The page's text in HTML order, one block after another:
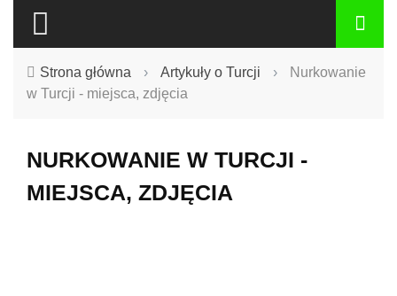
Strona główna › Artykuły o Turcji ›
Nurkowanie
w Turcji - miejsca, zdjęcia
NURKOWANIE W TURCJI -
MIEJSCA, ZDJĘCIA